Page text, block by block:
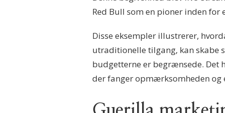
Red Bull som en pioner inden for
Disse eksempler illustrerer,
utraditionelle tilgang, kan skabe
budgetterne er begrænsede. Det
der fanger opmærksomheden